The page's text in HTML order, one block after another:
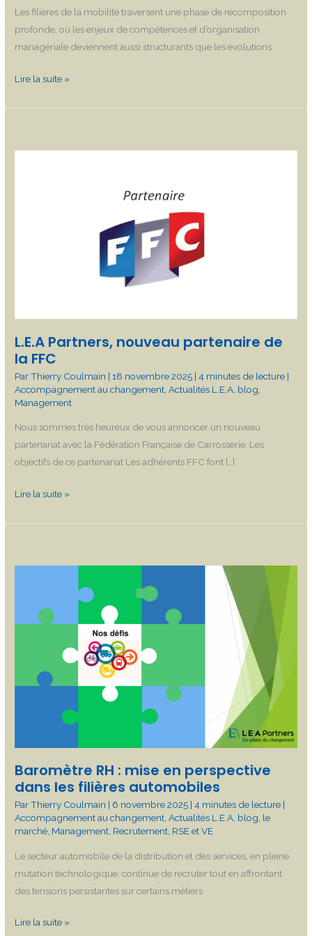
Les filières de la mobilité traversent une phase de recomposition
profonde, où les enjeux de compétences et d’organisation
managériale deviennent aussi structurants que les évolutions
Lire la suite »
L.E.A Partners, nouveau partenaire de
la FFC
ParThierry Coulmain |18 novembre 2025 |4 minutes de lecture |
Accompagnement au changement ,Actualités L.E.A blog
Management
Nous sommes très heureux de vous annoncer un nouveau
partenariat avec la Fédération Française de Carrosserie. Les
objectifs de ce partenariat Les adhérents FFC font […]
Lire la suite »
Baromètre RH : mise en perspective
dans les filières automobiles
ParThierry Coulmain | 6 novembre 2025 |4 minutes de lecture |
Accompagnement au changement ,Actualités L.E.A blog le
marché Management Recrutement RSE et VE
Le secteur automobile de la distribution et des services, en pleine
mutation technologique, continue de recruter tout en affrontant
des tensions persistantes sur certains métiers
mise
perspective
Lire la suite »